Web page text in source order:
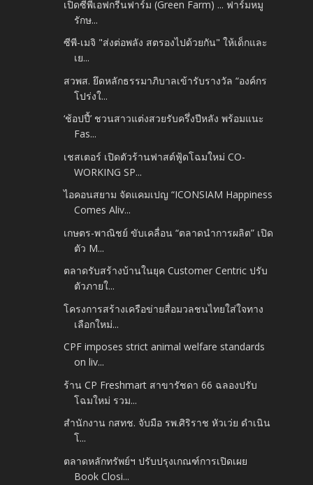
เปิดซีพีเอฟกรีนฟาร์ม (Green Farm) ... ฟาร์มหมู
รักษ...
ซีพี-เมจิ "ส่งต่อพลัง สตรองไปด้วยกัน" ให้เด็กและ
เย...
สวพส. ยึดหลักธรรมาภิบาลเข้ารับรางวัล “องค์กร
โปร่งใ...
‘ช้อปปี้’ ชวนสาวแต่งสวยรับครึ่งปีหลัง พร้อมแนะ
Fas...
เชสเตอร์ เปิดตัวร้านฟาสต์ฟู้ดโฉมใหม่ CO-
WORKING SP...
ไอคอนสยาม จัดแคมเปญ “ICONSIAM Happiness
Comes Aliv...
เกษตร-พาณิชย์ ขับเคลื่อน “ตลาดนำการผลิต” เปิด
ตัว M...
ตลาดรับสร้างบ้านในยุค Customer Centric ปรับ
ตัวภายใ...
โครงการสร้างเครือข่ายสื่อมวลชนไทยใส่ใจทาง
เลือกใหม่...
CPF imposes strict animal welfare standards
on liv...
ร้าน CP Freshmart สาขารัชดา 66 ฉลองปรับ
โฉมใหม่ รวม...
สํานักงาน กสทช. จับมือ รพ.ศิริราช หัวเว่ย ดําเนิน
โ...
ตลาดหลักทรัพย์ฯ ปรับปรุงเกณฑ์การเปิดเผย
Book Closi...